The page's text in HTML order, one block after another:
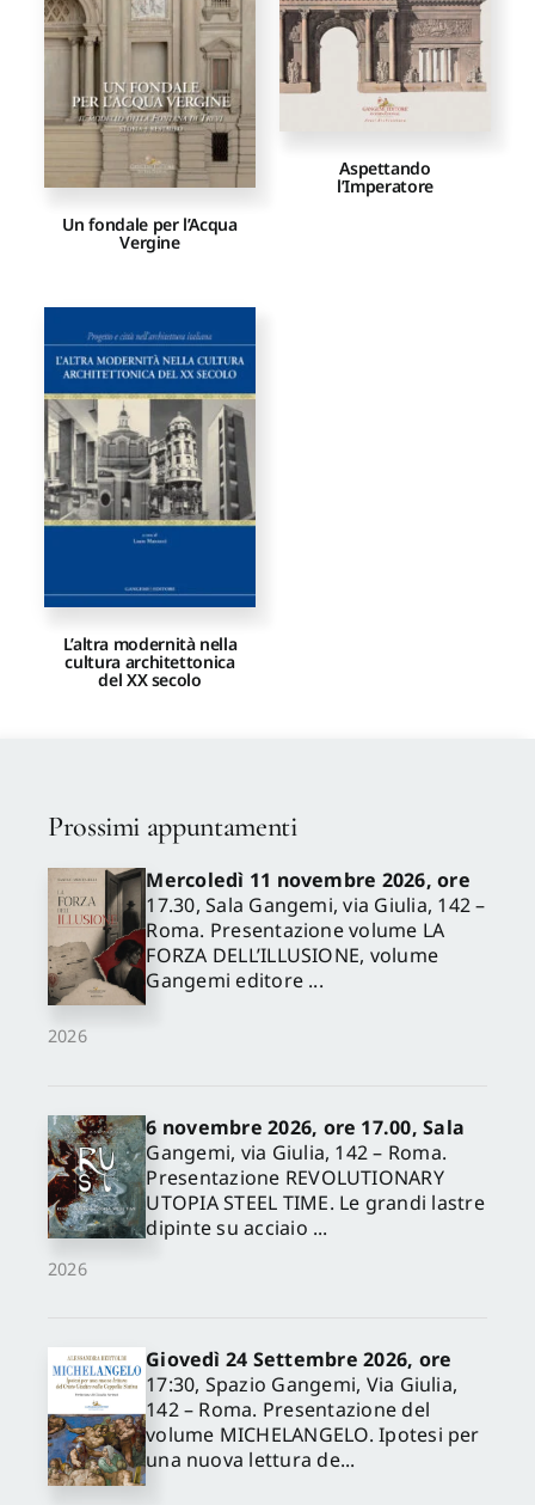
Un fondale per l’Acqua
Vergine
Aspettando
l’Imperatore
L’altra modernità nella
cultura architettonica
del XX secolo
Prossimi appuntamenti
2026
Mercoledì 11 novembre 2026, ore
17.30, Sala Gangemi, via Giulia, 142 –
Roma. Presentazione volume LA
FORZA DELL’ILLUSIONE, volume
Gangemi editore ...
2026
6 novembre 2026, ore 17.00, Sala
Gangemi, via Giulia, 142 – Roma.
Presentazione REVOLUTIONARY
UTOPIA STEEL TIME. Le grandi lastre
dipinte su acciaio ...
Giovedì 24 Settembre 2026, ore
17:30, Spazio Gangemi, Via Giulia,
142 – Roma. Presentazione del
volume MICHELANGELO. Ipotesi per
una nuova lettura de...